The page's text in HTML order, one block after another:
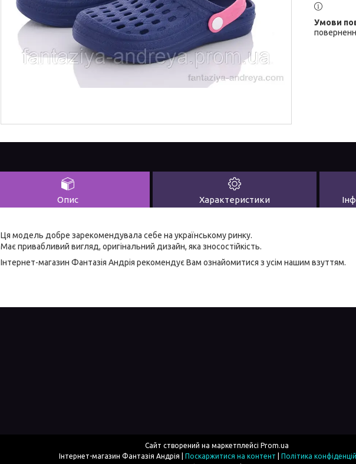
Опис Характеристики
Ця модель добре зарекомендувала себе на українському ринку.
Має привабливий вигляд, оригінальний дизайн, яка зносостійкість.
Інтернет-магазин Фантазія Андрія рекомендує Вам ознайомитися з усім нашим взуттям.
Сайт створений на маркетплейсі Prom.ua
Поскаржитися на контент
Політика